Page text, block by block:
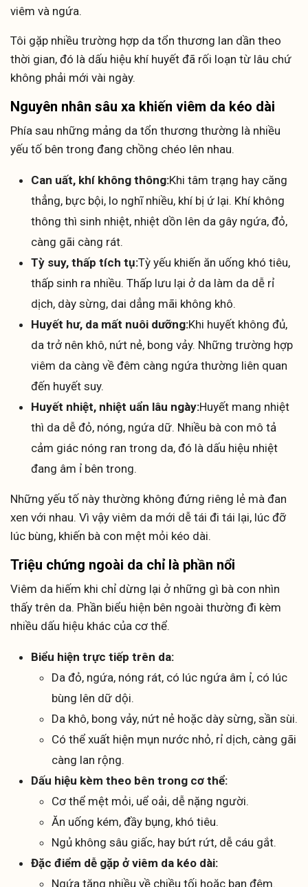
viêm và ngứa.
Tôi gặp nhiều trường hợp da tổn thương lan dần theo
thời gian, đó là dấu hiệu khí huyết đã rối loạn từ lâu chứ
không phải mới vài ngày.
Nguyên nhân sâu xa khiến viêm da kéo dài
Phía sau những mảng da tổn thương thường là nhiều
yếu tố bên trong đang chồng chéo lên nhau.
Can uất, khí không thông:Khi tâm trạng hay căng
thẳng, bực bội, lo nghĩ nhiều, khí bị ứ lại. Khí không
thông thì sinh nhiệt, nhiệt dồn lên da gây ngứa, đỏ,
càng gãi càng rát.
Tỳ suy, thấp tích tụ:Tỳ yếu khiến ăn uống khó tiêu,
thấp sinh ra nhiều. Thấp lưu lại ở da làm da dễ rỉ
dịch, dày sừng, dai dẳng mãi không khô.
Huyết hư, da mất nuôi dưỡng:Khi huyết không đủ,
da trở nên khô, nứt nẻ, bong vảy. Những trường hợp
viêm da càng về đêm càng ngứa thường liên quan
đến huyết suy.
Huyết nhiệt, nhiệt uẩn lâu ngày:Huyết mang nhiệt
thì da dễ đỏ, nóng, ngứa dữ. Nhiều bà con mô tả
cảm giác nóng ran trong da, đó là dấu hiệu nhiệt
đang âm ỉ bên trong.
Những yếu tố này thường không đứng riêng lẻ mà đan
xen với nhau. Vì vậy viêm da mới dễ tái đi tái lại, lúc đỡ
lúc bùng, khiến bà con mệt mỏi kéo dài.
Triệu chứng ngoài da chỉ là phần nổi
Viêm da hiếm khi chỉ dừng lại ở những gì bà con nhìn
thấy trên da. Phần biểu hiện bên ngoài thường đi kèm
nhiều dấu hiệu khác của cơ thể.
Biểu hiện trực tiếp trên da:
Da đỏ, ngứa, nóng rát, có lúc ngứa âm ỉ, có lúc
bùng lên dữ dội.
Da khô, bong vảy, nứt nẻ hoặc dày sừng, sần sùi.
Có thể xuất hiện mụn nước nhỏ, rỉ dịch, càng gãi
càng lan rộng.
Dấu hiệu kèm theo bên trong cơ thể:
Cơ thể mệt mỏi, uể oải, dễ nặng người.
Ăn uống kém, đầy bụng, khó tiêu.
Ngủ không sâu giấc, hay bứt rứt, dễ cáu gắt.
Đặc điểm dễ gặp ở viêm da kéo dài:
Ngứa tăng nhiều về chiều tối hoặc ban đêm.